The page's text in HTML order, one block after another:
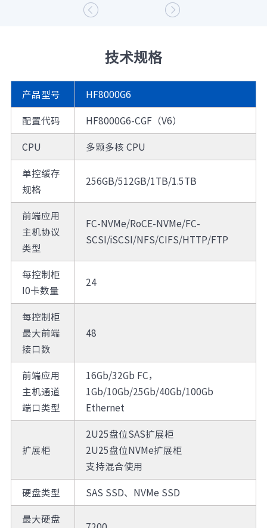
垃圾回收技术，避免局部范围内进行垃圾数据回收
造成的无效搬移，提高SSD盘片寿命、提升性能。
32控，TB 级缓存；每控支持扩展12张PCIe外插
 
技术规格
产品型号
HF8000G6
配置代码
HF8000G6-CGF（V6）
CPU
多颗多核 CPU
单控缓存
规格
256GB/512GB/1TB/1.5TB
前端应用
主机协议
类型
FC-NVMe/RoCE-NVMe/FC-
SCSI/iSCSI/NFS/CIFS/HTTP/FTP
每控制柜
I0卡数量
24
每控制柜
最大前端
接口数
48
前端应用
主机通道
端口类型
16Gb/32Gb FC，
1Gb/10Gb/25Gb/40Gb/100Gb
Ethernet
扩展柜
2U25盘位SAS扩展柜
2U25盘位NVMe扩展柜
支持混合使用
硬盘类型
SAS SSD、NVMe SSD
最大硬盘